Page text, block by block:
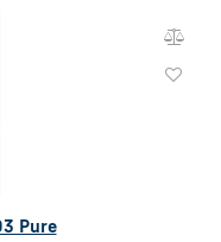
Pure